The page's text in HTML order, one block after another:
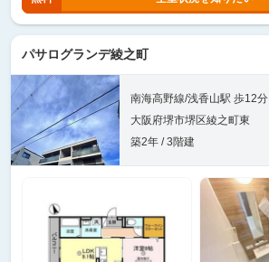
パサログランデ綾之町
南海高野線/浅香山駅 歩12分
大阪府堺市堺区綾之町東
築2年 / 3階建